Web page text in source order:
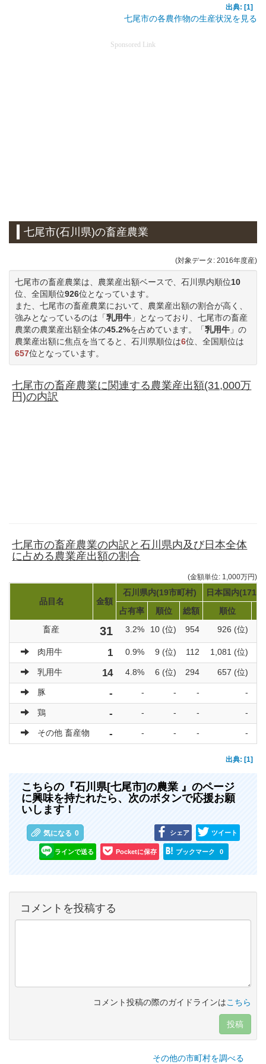
出典: [1]
七尾市の各農作物の生産状況を見る
Sponsored Link
七尾市(石川県)の畜産農業
(対象データ: 2016年度産)
七尾市の畜産農業は、農業産出額ベースで、石川県内順位10
位、全国順位926位となっています。
また、七尾市の畜産農業において、農業産出額の割合が高く、
強みとなっているのは「乳用牛 」となっており、七尾市の畜産
農業の農業産出額全体の45.2%を占めています。「乳用牛 」の
農業産出額に焦点を当てると、石川県順位は6位、全国順位は
657位となっています。
七尾市の畜産農業に関連する農業産出額(31,000万
円)の内訳
七尾市の畜産農業の内訳と石川県内及び日本全体
に占める農業産出額の割合
(金額単位: 1,000万円)
品目名 金額
石川県内(19市町村)
日本国内(1719
占有率
順位 総額 順位
畜産
31 3.2% 10 (位) 954 926 (位)
肉用牛 1 0.9% 9 (位) 112 1,081 (位)
乳用牛 14 4.8% 6 (位) 294 657 (位)
豚 - - - - -
鶏 - - - - -
その他 畜産物 - - - - -
出典: [1]
こちらの『石川県[七尾市]の農業 』のページ
に興味を持たれたら、次のボタンで応援お願
いします！
気になる 0 シェア ツイート
ラインで送る Pocketに保存 ブックマーク 0
コメントを投稿する
コメント投稿の際のガイドラインはこちら
投稿
その他の市町村を調べる